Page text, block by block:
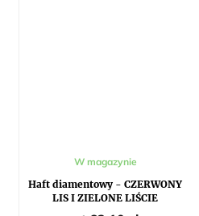
Haft diamentowy - CZERWONY
LIS I ZIELONE LIŚCIE
W magazynie